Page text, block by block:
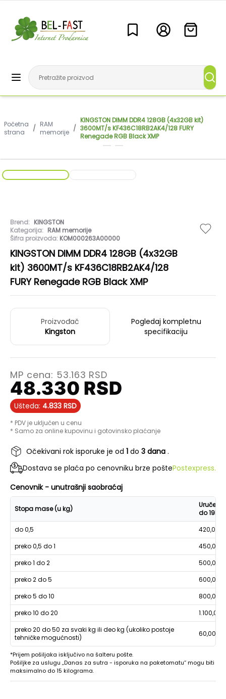
Početna
strana
/ RAM
memorije /
KINGSTON DIMM DDR4 128GB (4x32GB kit)
3600MT/s KF436C18RB2AK4/128 FURY
Renegade RGB Black XMP
Brend: KINGSTON
Kategorija: RAM memorije
Šifra proizvoda: KOM000263A00000
KINGSTON DIMM DDR4 128GB (4x32GB
kit) 3600MT/s KF436C18RB2AK4/128
FURY Renegade RGB Black XMP
Proizvođač
Kingston
Pogledaj kompletnu
specifikaciju
MP cena: 53.163 RSD
48.330 RSD
Ušteda: 4.833 RSD
* PDV je uključen u cenu
* Samo za online kupovinu i gotovinsko plaćanje
Očekivani rok isporuke je od 1 do 3 dana .
Dostava se plaća po cenovniku brze poštePostexpress.
Cenovnik - unutrašnji saobraćaj
Stopa mase (u kg)
Uručenje
do 19h
do 0,5
420,00
preko 0,5 do 1
450,00
preko 1 do 2
500,00
preko 2 do 5
600,00
preko 5 do 10
800,00
preko 10 do 20
1.100,00
preko 20 do 50 za svaki kg ili deo kg (ukoliko postoje
tehničke mogućnosti)
60,00
*Prijem pošiljaka isključivo na šalteru pošte.
Pošiljke za uslugu „Danas za sutra - isporuka na paketomatu“ mogu biti
maksimalno do 15 kilograma.